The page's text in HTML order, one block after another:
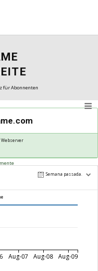
für Abonnenten
Webserver
Semana passada.
Aug-07 Aug-08 Aug-09